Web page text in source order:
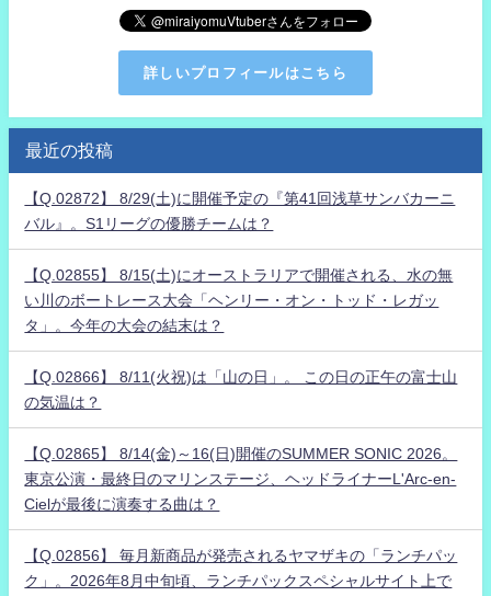
詳しいプロフィールはこちら
最近の投稿
【Q.02872】 8/29(土)に開催予定の『第41回浅草サンバカーニ
バル』。S1リーグの優勝チームは？
【Q.02855】 8/15(土)にオーストラリアで開催される、水の無
い川のボートレース大会「ヘンリー・オン・トッド・レガッ
タ」。今年の大会の結末は？
【Q.02866】 8/11(火祝)は「山の日」。 この日の正午の富士山
の気温は？
【Q.02865】 8/14(金)～16(日)開催のSUMMER SONIC 2026。
東京公演・最終日のマリンステージ、ヘッドライナーL'Arc-en-
Cielが最後に演奏する曲は？
【Q.02856】 毎月新商品が発売されるヤマザキの「ランチパッ
ク」。2026年8月中旬頃、ランチパックスペシャルサイト上で